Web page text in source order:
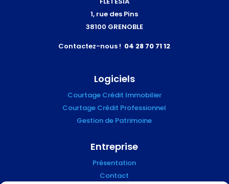
1, rue des Pins
38100 GRENOBLE
Contactez-nous ! 04 28 70 71 12
Logiciels
Courtage Crédit Immobilier
Courtage Crédit Professionnel
Gestion de Patrimoine
Entreprise
Présentation
Contact